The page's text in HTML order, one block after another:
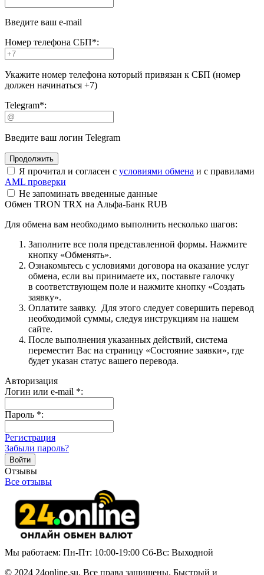
Введите ваш e-mail
Номер телефона СБП*:
Укажите номер телефона который привязан к СБП (номер
должен начинаться +7)
Telegram*:
Введите ваш логин Telegram
Я прочитал и согласен с условиями обмена и с правилами
AML проверки
Не запоминать введенные данные
Обмен TRON TRX на Альфа-Банк RUB
Для обмена вам необходимо выполнить несколько шагов:
Заполните все поля представленной формы. Нажмите
кнопку «Обменять».
Ознакомьтесь с условиями договора на оказание услуг
обмена, если вы принимаете их, поставьте галочку
в соответствующем поле и нажмите кнопку «Создать
заявку».
Оплатите заявку. Для этого следует совершить перевод
необходимой суммы, следуя инструкциям на нашем
сайте.
После выполнения указанных действий, система
переместит Вас на страницу «Состояние заявки», где
будет указан статус вашего перевода.
Авторизация
Логин или e-mail *:
Пароль *:
Регистрация
Забыли пароль?
Отзывы
Все отзывы
Мы работаем: Пн-Пт: 10:00-19:00 Сб-Вс: Выходной
© 2024 24online.su. Все права защищены. Быстрый и